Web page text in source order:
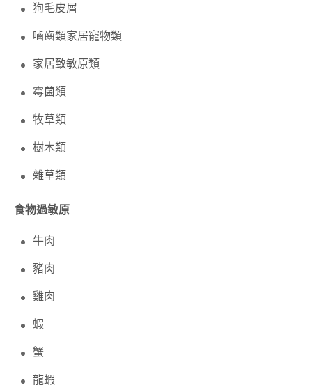
狗毛皮屑
嚙齒類家居寵物類
家居致敏原類
霉菌類
牧草類
樹木類
雜草類
食物過敏原
牛肉
豬肉
雞肉
蝦
蟹
龍蝦